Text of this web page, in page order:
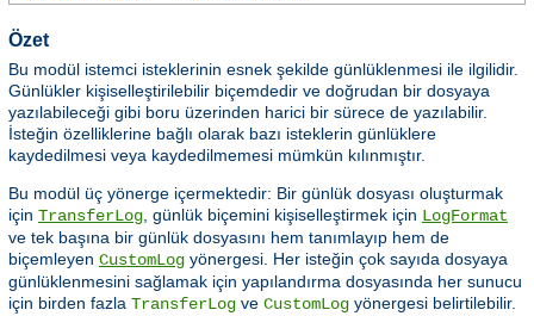
Özet
Bu modül istemci isteklerinin esnek şekilde günlüklenmesi ile ilgilidir.
Günlükler kişiselleştirilebilir biçemdedir ve doğrudan bir dosyaya
yazılabileceği gibi boru üzerinden harici bir sürece de yazılabilir.
İsteğin özelliklerine bağlı olarak bazı isteklerin günlüklere
kaydedilmesi veya kaydedilmemesi mümkün kılınmıştır.
Bu modül üç yönerge içermektedir: Bir günlük dosyası oluşturmak
için TransferLog , günlük biçemini kişiselleştirmek için LogFormat
ve tek başına bir günlük dosyasını hem tanımlayıp hem de
biçemleyen CustomLog yönergesi. Her isteğin çok sayıda dosyaya
günlüklenmesini sağlamak için yapılandırma dosyasında her sunucu
için birden fazla TransferLog ve CustomLog yönergesi belirtilebilir.